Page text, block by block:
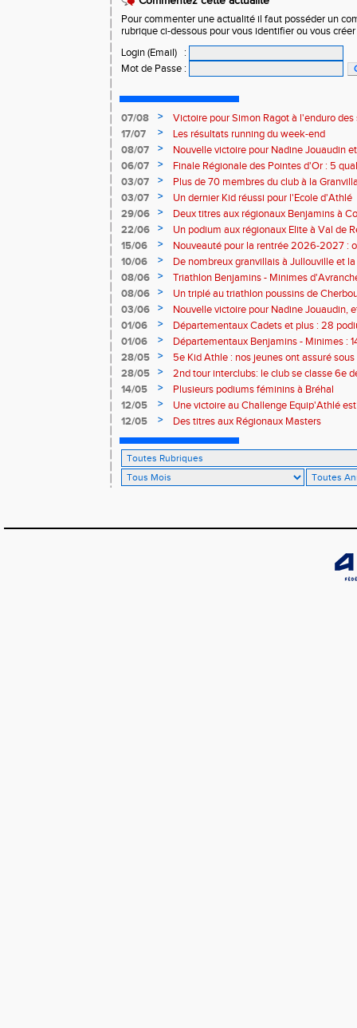
Pour commenter une actualité il faut posséder un
rubrique ci-dessous pour vous identifier ou vous
Login (Email)
:
Mot de Passe :
07/08 >
Victoire pour Simon Ragot à l'enduro des
17/07
>
Les résultats running du week-end
08/07
>
Nouvelle victoire pour Nadine Jouaudin
06/07
>
Finale Régionale des Pointes d'Or : 5
03/07
>
Plus de 70 membres du club à la
03/07
>
Un dernier Kid réussi pour l'Ecole d'Athlé
29/06
>
Deux titres aux régionaux Benjamins à
22/06
>
Un podium aux régionaux Elite à Val de
15/06
>
Nouveauté pour la rentrée 2026-2027 :
Baby Athlé
10/06 >
De nombreux granvillais à Jullouville et
Jouaudin et Marius Delchard
08/06 >
Triathlon Benjamins - Minimes
victoire
08/06 >
Un triplé au triathlon poussins de
03/06
>
Nouvelle victoire pour Nadine Jouaudin,
granvillais à Saint-Loup
01/06 >
Départementaux Cadets et plus : 28
01/06
>
Départementaux Benjamins - Minimes :
28/05
>
5e Kid Athle : nos jeunes ont assuré
28/05
>
2nd tour interclubs: le club se classe 6e
14/05
>
Plusieurs podiums féminins à Bréhal
12/05
>
Une victoire au Challenge Equip'Athlé
12/05
> Des titres aux Régionaux Masters